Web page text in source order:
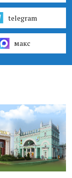
telegram
макс